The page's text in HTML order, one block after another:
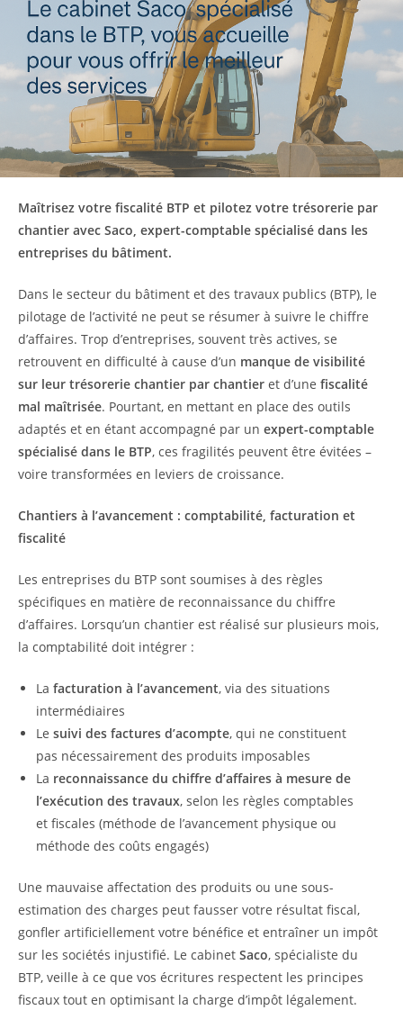
Maîtrisez votre fiscalité BTP et pilotez votre trésorerie par
chantier avec Saco, expert-comptable spécialisé dans les
entreprises du bâtiment.
Dans le secteur du bâtiment et des travaux publics (BTP), le
pilotage de l’activité ne peut se résumer à suivre le chiffre
d’affaires. Trop d’entreprises, souvent très actives, se
retrouvent en difficulté à cause d’un manque de visibilité
sur leur trésorerie chantier par chantier et d’une fiscalité
mal maîtrisée. Pourtant, en mettant en place des outils
adaptés et en étant accompagné par un expert-comptable
spécialisé dans le BTP, ces fragilités peuvent être évitées –
voire transformées en leviers de croissance.
Chantiers à l’avancement : comptabilité, facturation et
fiscalité
Les entreprises du BTP sont soumises à des règles
spécifiques en matière de reconnaissance du chiffre
d’affaires. Lorsqu’un chantier est réalisé sur plusieurs mois,
la comptabilité doit intégrer :
La facturation à l’avancement, via des situations
intermédiaires
Le suivi des factures d’acompte, qui ne constituent
pas nécessairement des produits imposables
La reconnaissance du chiffre d’affaires à mesure de
l’exécution des travaux, selon les règles comptables
et fiscales (méthode de l’avancement physique ou
méthode des coûts engagés)
Une mauvaise affectation des produits ou une sous-
estimation des charges peut fausser votre résultat fiscal,
gonfler artificiellement votre bénéfice et entraîner un impôt
sur les sociétés injustifié. Le cabinet Saco, spécialiste du
BTP, veille à ce que vos écritures respectent les principes
fiscaux tout en optimisant la charge d’impôt légalement.